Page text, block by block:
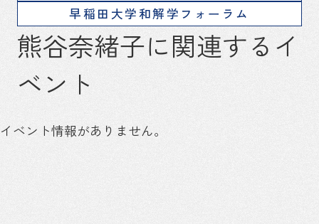
早稲田大学和解学フォーラム
熊谷奈緒子に関連するイ
ベント
イベント情報がありません。